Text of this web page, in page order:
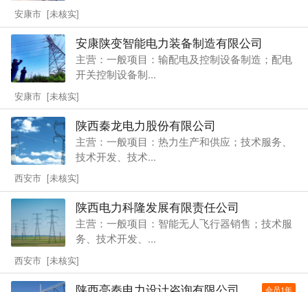
安康市 [未核实]
安康陕变智能电力装备制造有限公司
主营：一般项目：输配电及控制设备制造；配电
开关控制设备制...
安康市 [未核实]
陕西秦龙电力股份有限公司
主营：一般项目：热力生产和供应；技术服务、
技术开发、技术...
西安市 [未核实]
陕西电力科隆发展有限责任公司
主营：一般项目：智能无人飞行器销售；技术服
务、技术开发、...
西安市 [未核实]
会员1年